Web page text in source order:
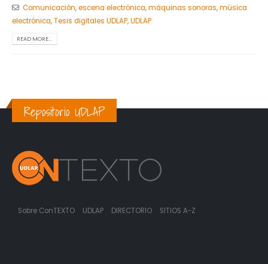
Comunicación,escena electrónica,máquinas sonoras,música
electrónica,Tesis digitales UDLAP,UDLAP
READ MORE...
Repositorio UDLAP
Sobre ConTEXTO UDLAP DIRECTORIO SITIOS A-Z